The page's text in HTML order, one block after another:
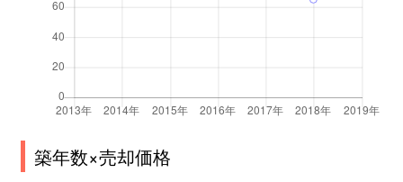
築年数×売却価格